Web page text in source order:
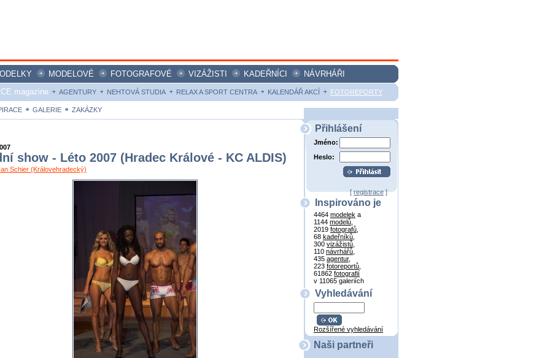
MODELOVÉ FOTOGRAFOVÉ VIZÁŽISTI KADEŘNÍCI
NÁVRHÁŘI
magazine
AGENTURY NEHTOVÁ STUDIA RELAX A SPORT CENTRA KALENDÁŘ AKCÍ FOTOREPORTY
GALERIE ZAKÁZKY
show - Léto 2007 (Hradec Králové - KC ALDIS)
Schier (Královehradecký)
Přihlášení
Jméno:
Heslo:
[registrace]
Inspirováno je
4464 modelek a
1144 modelů
2019 fotografů
68 kadeřníků
300 vizážistů
110 návrhářů
435 agentur,
223 fotoreportů
61862 fotografií
v 11065 galeriích
Vyhledávání
Rozšířené vyhledávání
Naši partneři